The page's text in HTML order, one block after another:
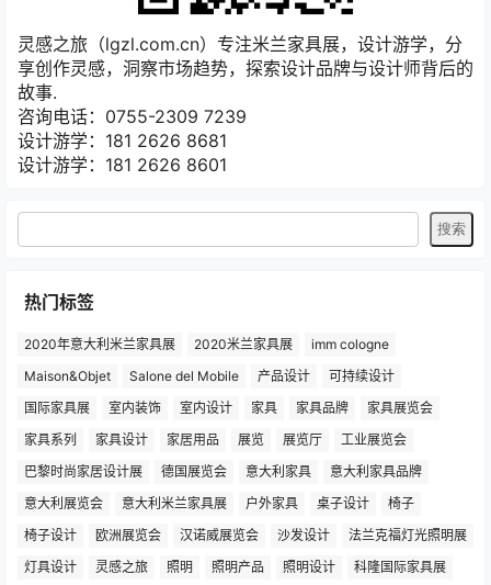
灵感之旅（lgzl.com.cn）专注米兰家具展，设计游学，分
享创作灵感，洞察市场趋势，探索设计品牌与设计师背后的
故事.
咨询电话：0755-2309 7239
设计游学：181 2626 8681
设计游学：181 2626 8601
热门标签
2020年意大利米兰家具展 2020米兰家具展
imm cologne
Maison&Objet
Salone del Mobile 产品设计
可持续设计
国际家具展
室内装饰 室内设计 家具 家具品牌
家具展览会
家具系列
家具设计 家居用品 展览 展览厅
工业展览会
巴黎时尚家居设计展
德国展览会 意大利家具
意大利家具品牌
意大利展览会
意大利米兰家具展 户外家具 桌子设计
椅子
椅子设计
欧洲展览会 汉诺威展览会 沙发设计
法兰克福灯光照明展
灯具设计
灵感之旅 照明 照明产品 照明设计 科隆国际家具展